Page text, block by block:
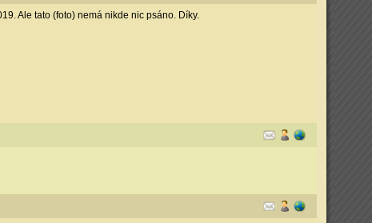
Ale tato (foto) nemá nikde nic psáno. Díky.